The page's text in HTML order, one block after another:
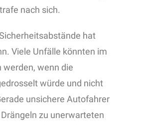
nach sich.
hat
Viele Unfälle könnten im
wenn die
würde und nicht
unsichere Autofahrer
zu unerwarteten